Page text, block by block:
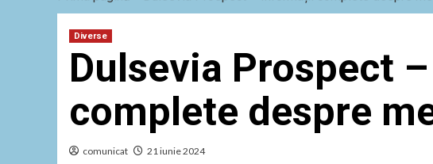
Diverse
Dulsevia Prospect
complete despre
comunicat 21 iunie 2024